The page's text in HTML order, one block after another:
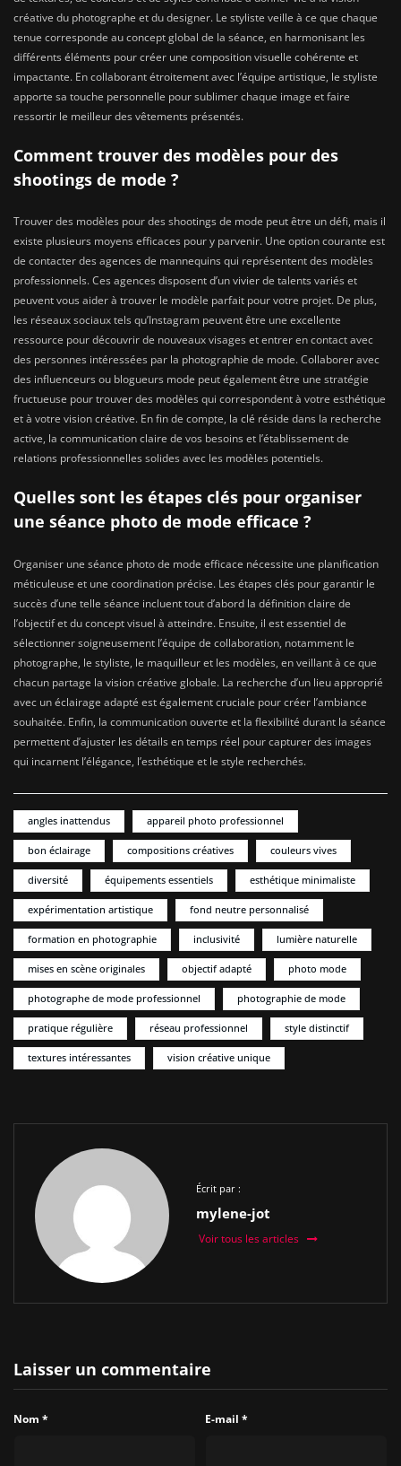
créative du photographe et du designer. Le styliste veille à ce que chaque
tenue corresponde au concept global de la séance, en harmonisant les
différents éléments pour créer une composition visuelle cohérente et
impactante. En collaborant étroitement avec l’équipe artistique, le styliste
apporte sa touche personnelle pour sublimer chaque image et faire
ressortir le meilleur des vêtements présentés.
Comment trouver des modèles pour des
shootings de mode ?
Trouver des modèles pour des shootings de mode peut être un défi, mais il
existe plusieurs moyens efficaces pour y parvenir. Une option courante est
de contacter des agences de mannequins qui représentent des modèles
professionnels. Ces agences disposent d’un vivier de talents variés et
peuvent vous aider à trouver le modèle parfait pour votre projet. De plus,
les réseaux sociaux tels qu’Instagram peuvent être une excellente
ressource pour découvrir de nouveaux visages et entrer en contact avec
des personnes intéressées par la photographie de mode. Collaborer avec
des influenceurs ou blogueurs mode peut également être une stratégie
fructueuse pour trouver des modèles qui correspondent à votre esthétique
et à votre vision créative. En fin de compte, la clé réside dans la recherche
active, la communication claire de vos besoins et l’établissement de
relations professionnelles solides avec les modèles potentiels.
Quelles sont les étapes clés pour organiser
une séance photo de mode efficace ?
Organiser une séance photo de mode efficace nécessite une planification
méticuleuse et une coordination précise. Les étapes clés pour garantir le
succès d’une telle séance incluent tout d’abord la définition claire de
l’objectif et du concept visuel à atteindre. Ensuite, il est essentiel de
sélectionner soigneusement l’équipe de collaboration, notamment le
photographe, le styliste, le maquilleur et les modèles, en veillant à ce que
chacun partage la vision créative globale. La recherche d’un lieu approprié
avec un éclairage adapté est également cruciale pour créer l’ambiance
souhaitée. Enfin, la communication ouverte et la flexibilité durant la séance
permettent d’ajuster les détails en temps réel pour capturer des images
qui incarnent l’élégance, l’esthétique et le style recherchés.
angles inattendus appareil photo professionnel
bon éclairage compositions créatives couleurs vives
diversité équipements essentiels esthétique minimaliste
expérimentation artistique fond neutre personnalisé
formation en photographie inclusivité lumière naturelle
mises en scène originales objectif adapté photo mode
photographe de mode professionnel photographie de mode
pratique régulière réseau professionnel style distinctif
textures intéressantes vision créative unique
Écrit par :
mylene-jot
Voir tous les articles
Laisser un commentaire
Nom * E-mail *